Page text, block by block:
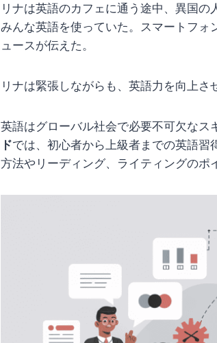
リナは英語のカフェに通う途中、異国の
みんな英語を使っていた。スマートフ
ュースが伝えた。
リナは緊張しながらも、英語力を向上さ
英語はグローバル社会で必要不可欠なス
ドでは、初心者から上級者までの英語
方法やリーディング、ライティングのポ